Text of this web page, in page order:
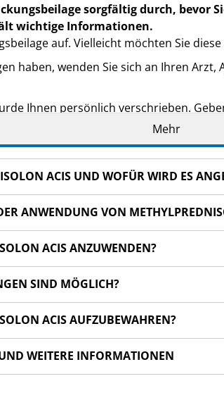
sorgfältig durch, bevor
wichtige Informationen.
auf. Vielleicht möchten Sie
haben, wenden Sie sich an Ihren
Ihnen persönlich verschrieben.
auch wenn diese die gleichen
bemerken, wenden Sie sich an
Mehr
ACIS UND WOFÜR WIRD ES
ANWENDUNG VON
ACIS ANZUWENDEN?
SIND MÖGLICH?
ACIS AUFZUBEWAHREN?
WEITERE INFORMATIONEN